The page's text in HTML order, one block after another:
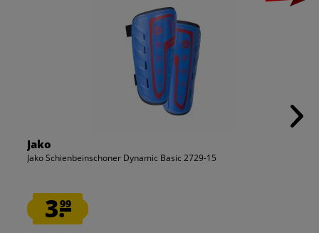
Jako
Jako Schienbeinschoner Dynamic Basic 2729-15
3.99